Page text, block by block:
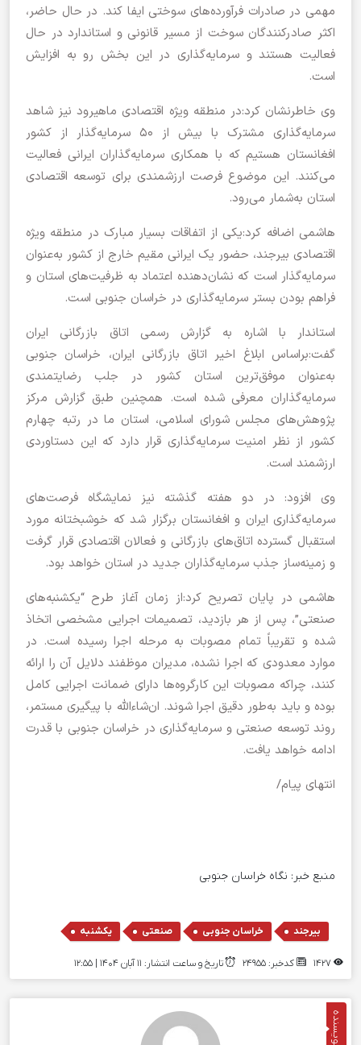
مهمی در صادرات فرآورده‌های سوختی ایفا کند. در حال حاضر،
اکثر صادرکنندگان سوخت از مسیر قانونی و استاندارد در حال
فعالیت هستند و سرمایه‌گذاری در این بخش رو به افزایش
است.
وی خاطرنشان کرد:در منطقه ویژه اقتصادی ماهیرود نیز شاهد
سرمایه‌گذاری مشترک با بیش از ۵۰ سرمایه‌گذار از کشور
افغانستان هستیم که با همکاری سرمایه‌گذاران ایرانی فعالیت
می‌کنند. این موضوع فرصت ارزشمندی برای توسعه اقتصادی
استان به‌شمار می‌رود.
هاشمی اضافه کرد:یکی از اتفاقات بسیار مبارک در منطقه ویژه
اقتصادی بیرجند، حضور یک ایرانی مقیم خارج از کشور به‌عنوان
سرمایه‌گذار است که نشان‌دهنده اعتماد به ظرفیت‌های استان و
فراهم بودن بستر سرمایه‌گذاری در خراسان جنوبی است.
استاندار با اشاره به گزارش رسمی اتاق بازرگانی ایران
گفت:براساس ابلاغ اخیر اتاق بازرگانی ایران، خراسان جنوبی
به‌عنوان موفق‌ترین استان کشور در جلب رضایتمندی
سرمایه‌گذاران معرفی شده است. همچنین طبق گزارش مرکز
پژوهش‌های مجلس شورای اسلامی، استان ما در رتبه چهارم
کشور از نظر امنیت سرمایه‌گذاری قرار دارد که این دستاوردی
ارزشمند است.
وی افزود: در دو هفته گذشته نیز نمایشگاه فرصت‌های
سرمایه‌گذاری ایران و افغانستان برگزار شد که خوشبختانه مورد
استقبال گسترده اتاق‌های بازرگانی و فعالان اقتصادی قرار گرفت
و زمینه‌ساز جذب سرمایه‌گذاران جدید در استان خواهد بود.
هاشمی در پایان تصریح کرد:از زمان آغاز طرح “یکشنبه‌های
صنعتی”، پس از هر بازدید، تصمیمات اجرایی مشخصی اتخاذ
شده و تقریباً تمام مصوبات به مرحله اجرا رسیده است. در
موارد معدودی که اجرا نشده، مدیران موظفند دلایل آن را ارائه
کنند، چراکه مصوبات این کارگروه‌ها دارای ضمانت اجرایی کامل
بوده و باید به‌طور دقیق اجرا شوند. ان‌شاءالله با پیگیری مستمر،
روند توسعه صنعتی و سرمایه‌گذاری در خراسان جنوبی با قدرت
ادامه خواهد یافت.
انتهای پیام/
منبع خبر: نگاه خراسان جنوبی
بیرجند , خراسان جنوبی , صنعتی , یکشنبه
کدخبر: 24955 تاریخ و ساعت انتشار: ۱۱ آبان ۱۴۰۴ | 12:55
نویسنده